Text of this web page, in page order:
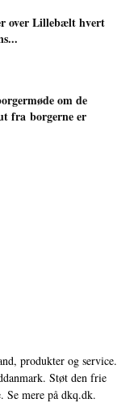
over Lillebælt hvert
om de
fra borgerne er
produkter og service.
Støt den frie
mere på dkq.dk.